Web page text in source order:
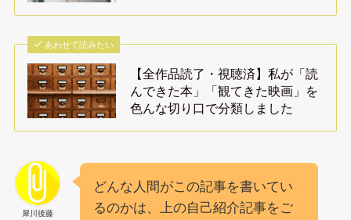
あわせて読みたい
【全作品読了・視聴済】私が「読
んできた本」「観てきた映画」を
色んな切り口で分類しました
犀川後藤
どんな人間がこの記事を書いてい
るのかは、上の自己紹介記事をご